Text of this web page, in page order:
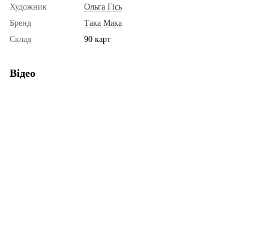
Художник
Ольга Гісь
Бренд
Така Мака
Склад
90 карт
Відео